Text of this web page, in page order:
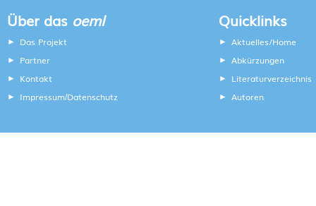
Über das oeml
Das Projekt
Partner
Kontakt
Impressum/Datenschutz
Quicklinks
Aktuelles/Home
Abkürzungen
Literaturverzeichnis
Autoren